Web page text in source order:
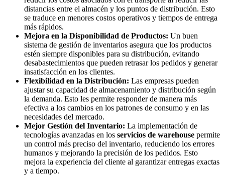
distancias entre el almacén y los puntos de distribución. Esto
se traduce en menores costos operativos y tiempos de entrega
más rápidos.
Mejora en la Disponibilidad de Productos: Un buen
sistema de gestión de inventarios asegura que los productos
estén siempre disponibles para su distribución, evitando
desabastecimientos que pueden retrasar los pedidos y generar
insatisfacción en los clientes.
Flexibilidad en la Distribución: Las empresas pueden
ajustar su capacidad de almacenamiento y distribución según
la demanda. Esto les permite responder de manera más
efectiva a los cambios en los patrones de consumo y en las
necesidades del mercado.
Mejor Gestión del Inventario: La implementación de
tecnologías avanzadas en los servicios de warehouse permite
un control más preciso del inventario, reduciendo los errores
humanos y mejorando la precisión de los pedidos. Esto
mejora la experiencia del cliente al garantizar entregas exactas
y a tiempo.